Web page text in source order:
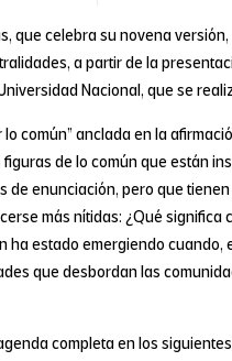
que celebra su novena
a partir de la
Nacional, que se
común” anclada en la
de lo común que están
enunciación, pero que
más nítidas: ¿Qué
estado emergiendo
que desbordan las
completa en los